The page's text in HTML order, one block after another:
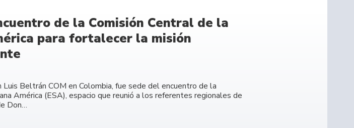
de la Comisión Central de la
para fortalecer la misión
Beltrán COM en Colombia, fue sede del encuentro de la
América (ESA), espacio que reunió a los referentes regionales de
Don…